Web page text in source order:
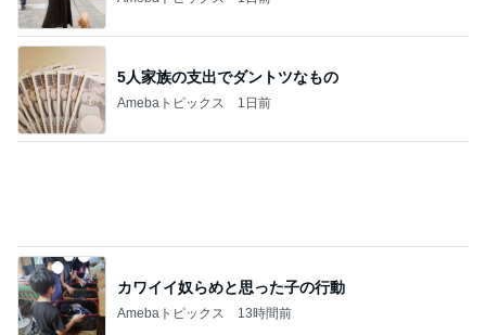
Amebaトピックス
記事を読む